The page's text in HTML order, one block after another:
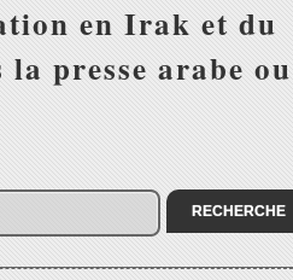
en Irak et du
presse arabe ou